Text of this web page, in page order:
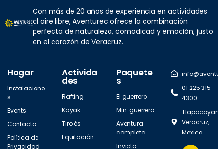
Con más de 20 años de experiencia en actividades
al aire libre, Aventurec ofrece la combinación
perfecta de naturaleza, comodidad y emoción, justo
en el corazón de Veracruz.
Hogar
Instalacione
s
Events
Contacto
Política de
Privacidad
Activida
des
Rafting
Kayak
Tirolés
Equitación
Paquete
s
El guerrero
Mini guerrero
Aventura
completa
Invicto
01 225 315
4300
Veracruz,
Mexico